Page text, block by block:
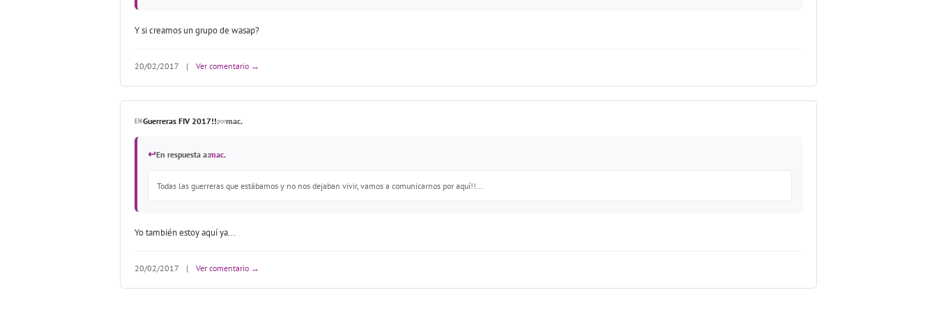
Y si creamos un grupo de wasap?
20/02/2017 | Ver comentario →
ENGuerreras FIV 2017!!pormac.
↩En respuesta a:mac.
Todas las guerreras que estábamos y no nos dejaban vivir, vamos a comunicarnos por aquí!!...
Yo también estoy aquí ya...
20/02/2017 | Ver comentario →